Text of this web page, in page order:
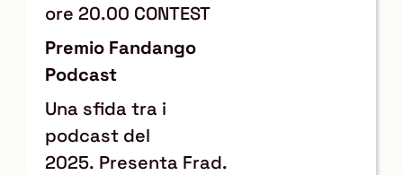
ore 20.00 CONTEST
Premio Fandango
Podcast
Una sfida tra i
podcast del
2025. Presenta Frad.